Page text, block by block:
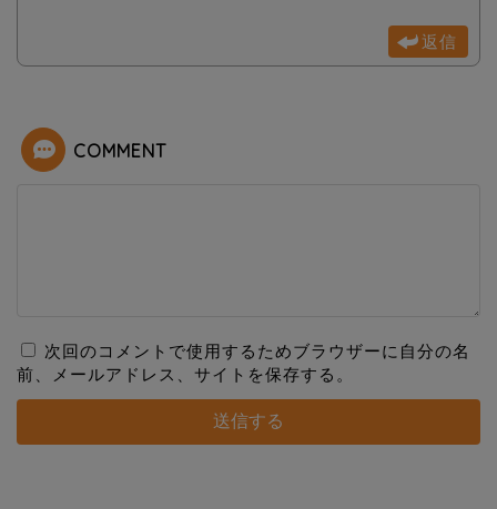
返信
COMMENT
次回のコメントで使用するためブラウザーに自分の名
前、メールアドレス、サイトを保存する。